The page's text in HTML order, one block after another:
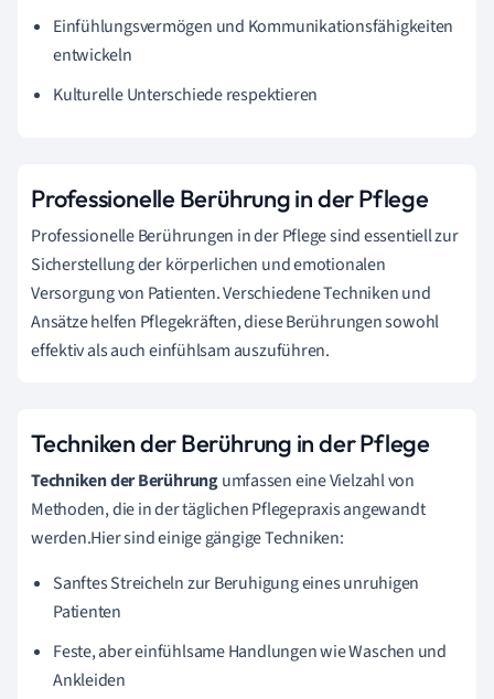
Einfühlungsvermögen und Kommunikationsfähigkeiten
entwickeln
Kulturelle Unterschiede respektieren
Professionelle Berührung in der Pflege
Professionelle Berührungen in der Pflege sind essentiell zur
Sicherstellung der körperlichen und emotionalen
Versorgung von Patienten. Verschiedene Techniken und
Ansätze helfen Pflegekräften, diese Berührungen sowohl
effektiv als auch einfühlsam auszuführen.
Techniken der Berührung in der Pflege
Techniken der Berührungumfassen eine Vielzahl von
Methoden, die in der täglichen Pflegepraxis angewandt
werden.Hier sind einige gängige Techniken:
Sanftes Streicheln zur Beruhigung eines unruhigen
Patienten
Feste, aber einfühlsame Handlungen wie Waschen und
Ankleiden